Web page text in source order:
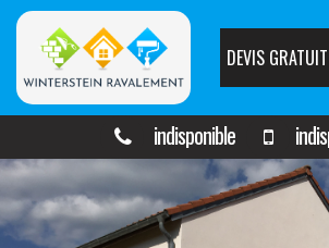
DEVIS GRATUIT
indisponible